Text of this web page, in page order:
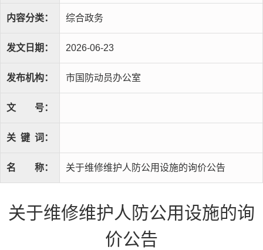
内容分类： 综合政务
发文日期： 2026-06-23
发布机构： 市国防动员办公室
文 号：
关 键 词：
名 称： 关于维修维护人防公用设施的询价公告
关于维修维护人防公用设施的询
价公告